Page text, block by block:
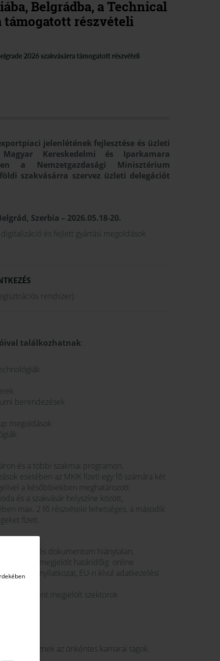
Belgrádba, a Technical
támogatott részvételi
2026 szakvásárra támogatott részvételi
jelenlétének fejlesztése és üzleti
Kereskedelmi és Iparkamara
a Nemzetgazdasági Minisztérium
szakvásárra szervez üzleti delegációt
Szerbia – 2026.05.18-20.
és fejlett gyártási megoldások
rendszer)
találkozhatnak:
berendezések
megoldások
és a többi szakmai programon,
esetében az MKIK fizeti egy fő számára két
a későbbiekben meghatározott
és a szakvásár helyszíne között,
max. 2 fő részvétele lehetséges, a második
fizeti.
felület és dokumentum hiánytalan,
a megjelölt határidőig: online
nyilatkozat, EU-n kívül adatkezelési
mely a fent megjelölt szektorok
élveznek az önkéntes kamarai tagok.